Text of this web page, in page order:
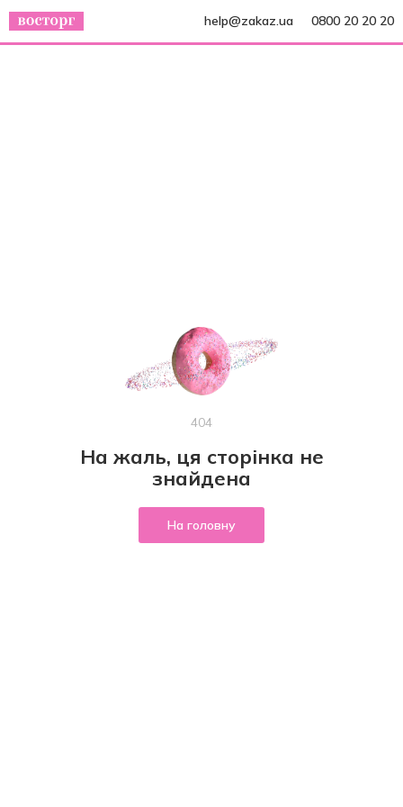
help@zakaz.ua 0800 20 20 20
404
На жаль, ця сторінка не
знайдена
На головну